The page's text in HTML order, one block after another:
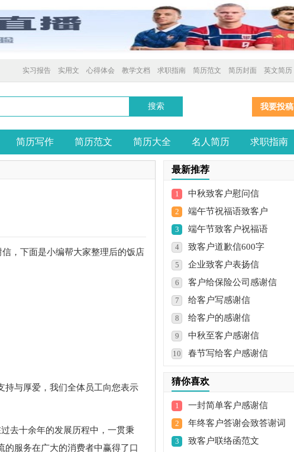
英文简历
简历封面
简历范文
求职指南
教学文档
心得体会
实用文
实习报告
我要投稿
简历写作 简历范文 简历大全 名人简历 求职指南
，下面是小编帮大家整理后的饭店
与厚爱，我们全体员工向您表示
去十余年的发展历程中，一贯秉
的服务在广大的消费者中赢得了口
最新推荐
1 中秋致客户慰问信
2 端午节祝福语致客户
3 端午节致客户祝福语
4 致客户道歉信600字
5 企业致客户表扬信
6 客户给保险公司感谢信
7 给客户写感谢信
8 给客户的感谢信
9 中秋至客户感谢信
10 春节写给客户感谢信
猜你喜欢
1 一封简单客户感谢信
2 年终客户答谢会致答谢词
3 致客户联络函范文